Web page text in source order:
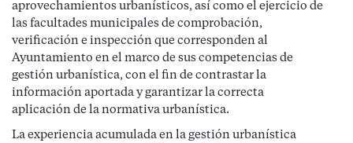
aprovechamientos urbanísticos, así como el ejercicio de
las facultades municipales de comprobación,
verificación e inspección que corresponden al
Ayuntamiento en el marco de sus competencias de
gestión urbanística, con el fin de contrastar la
información aportada y garantizar la correcta
aplicación de la normativa urbanística.
La experiencia acumulada en la gestión urbanística